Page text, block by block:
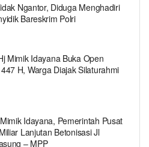
Ngantor, Diduga Menghadiri
Bareskrim Polri
Mimik Idayana Buka Open
H, Warga Diajak Silaturahmi
Idayana, Pemerintah Pusat
Lanjutan Betonisasi Jl
– MPP